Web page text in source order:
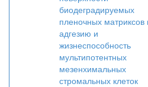
биодеградируемых
пленочных матриксов
адгезию и
жизнеспособность
мультипотентных
мезенхимальных
стромальных клеток